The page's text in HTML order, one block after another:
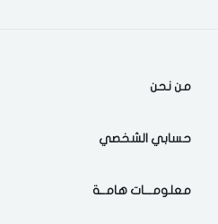
من نحن
حسابي الشخصي
معلومـــات هامــة